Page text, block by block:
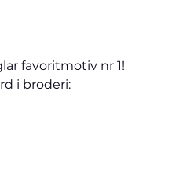
favoritmotiv nr 1!
i broderi: